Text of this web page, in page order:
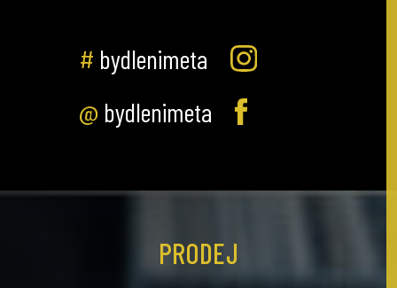
# bydlenimeta
@ bydlenimeta
PRODEJ